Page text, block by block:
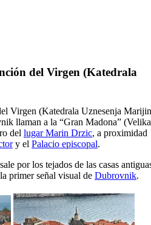
del Virgen (Katedrala
Virgen (Katedrala Uznesenja
llaman a la “Gran Madona” (Velika
del lugar Marin Drzic, a proximidad
y el Palacio episcopal.
por los tejados de las casas
primer señal visual de Dubrovnik.